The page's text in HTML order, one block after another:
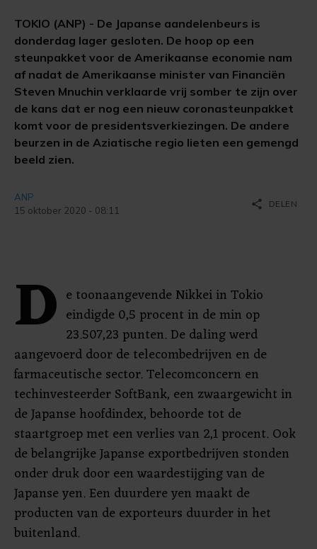
TOKIO (ANP) - De Japanse aandelenbeurs is
donderdag lager gesloten. De hoop op een
steunpakket voor de Amerikaanse economie nam
af nadat de Amerikaanse minister van Financiën
Steven Mnuchin verklaarde vrij somber te zijn over
de kans dat er nog een nieuw coronasteunpakket
komt voor de presidentsverkiezingen. De andere
beurzen in de Aziatische regio lieten een gemengd
beeld zien.
ANP
15 oktober 2020 - 08:11
share DELEN
D e toonaangevende Nikkei in Tokio
eindigde 0,5 procent in de min op
23.507,23 punten. De daling werd
aangevoerd door de telecombedrijven en de
farmaceutische sector. Telecomconcern en
techinvesteerder SoftBank, een zwaargewicht in
de Japanse hoofdindex, behoorde tot de
staartgroep met een verlies van 2,1 procent. Ook
de belangrijke Japanse exportbedrijven stonden
onder druk door een waardestijging van de
Japanse yen. Een duurdere yen maakt de
producten van de exporteurs duurder in het
buitenland.